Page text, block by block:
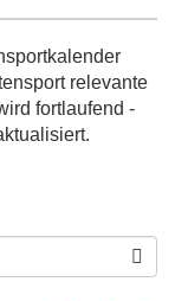
relevante
fortlaufend -